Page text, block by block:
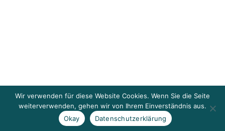
Wir verwenden für diese Website Cookies. Wenn Sie die Seite
weiterverwenden, gehen wir von Ihrem Einverständnis aus.
Okay
Datenschutzerklärung